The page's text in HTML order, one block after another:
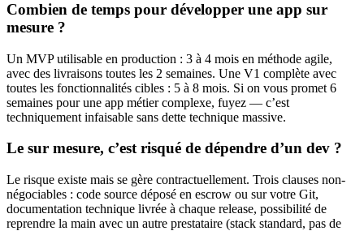
Combien de temps pour développer une app sur
mesure ?
Un MVP utilisable en production : 3 à 4 mois en méthode agile,
avec des livraisons toutes les 2 semaines. Une V1 complète avec
toutes les fonctionnalités cibles : 5 à 8 mois. Si on vous promet 6
semaines pour une app métier complexe, fuyez — c’est
techniquement infaisable sans dette technique massive.
Le sur mesure, c’est risqué de dépendre d’un dev ?
Le risque existe mais se gère contractuellement. Trois clauses non-
négociables : code source déposé en escrow ou sur votre Git,
documentation technique livrée à chaque release, possibilité de
reprendre la main avec un autre prestataire (stack standard, pas de